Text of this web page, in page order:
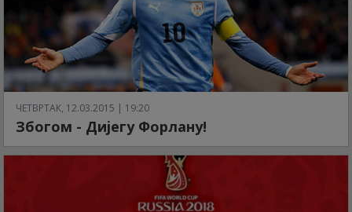
ЧЕТВРТАК, 12.03.2015 | 19:20
Збогом - Дијегу Форлану!